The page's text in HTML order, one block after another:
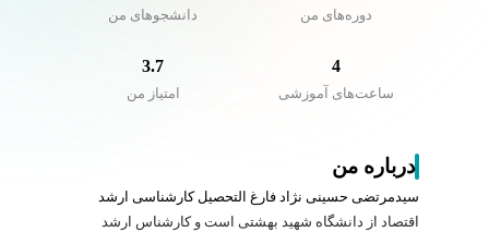
دوره‌های من دانشجو‌های من
4
ساعت‌های آموزشی
3.7
امتیاز من
درباره من
سیدمرتضی حسینی نژاد فارغ التحصیل کارشناسی ارشد
اقتصاد از دانشگاه شهید بهشتی است و کارشناس ارشد